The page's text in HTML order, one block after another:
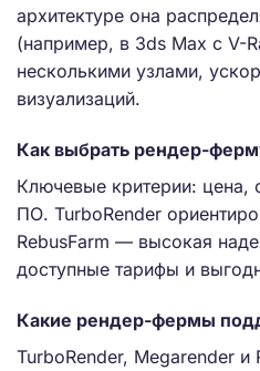
архитектуре она
(например, в 3ds Max с V-
несколькими узлами,
визуализаций.
Как выбрать рендер-
Ключевые критерии: цена,
ПО. TurboRender
RebusFarm — высокая
доступные тарифы и
Какие рендер-фермы
TurboRender, Megarender и